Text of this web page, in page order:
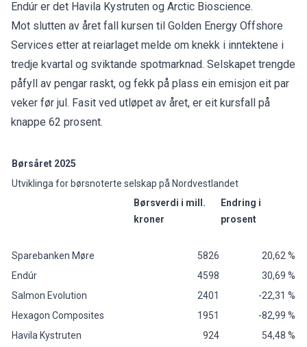
Endúr er det Havila Kystruten og Arctic Bioscience.
Mot slutten av året fall kursen til Golden Energy Offshore
Services etter at reiarlaget melde om knekk i inntektene i
tredje kvartal og sviktande spotmarknad. Selskapet trengde
påfyll av pengar raskt, og fekk på plass ein emisjon eit par
veker før jul. Fasit ved utløpet av året, er eit kursfall på
knappe 62 prosent.
Børsåret 2025
Utviklinga for børsnoterte selskap på Nordvestlandet
Børsverdi i mill.
kroner
Endring i
prosent
Sparebanken Møre 5826
20,62 %
Endúr
4598
30,69 %
Salmon Evolution
2401
-22,31 %
Hexagon Composites
1951
-82,99 %
Havila Kystruten
924
54,48 %